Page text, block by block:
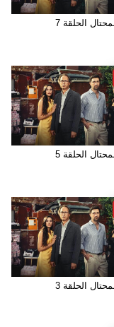
الحلقة 7
الحلقة 5
الحلقة 3